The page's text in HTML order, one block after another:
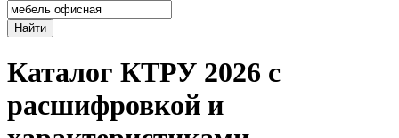
Найти
Каталог КТРУ 2026 с
расшифровкой и